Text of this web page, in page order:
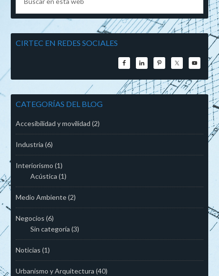
CIRTEC EN REDES SOCIALES
CATEGORÍAS DEL BLOG
Accesibilidad y movilidad (2)
Industria (6)
Interiorismo (1)
Acústica (1)
Medio Ambiente(2)
Negocios (6)
Sin categoría (3)
Noticias (1)
Urbanismo y Arquitectura (40)